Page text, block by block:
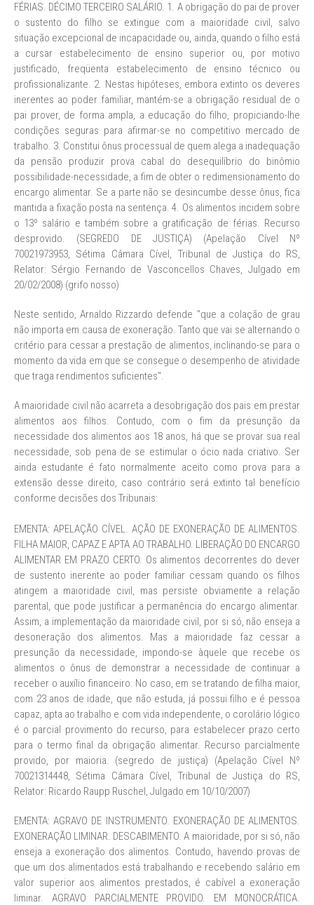
FÉRIAS. DÉCIMO TERCEIRO SALÁRIO. 1. A obrigação do pai de prover
o sustento do filho se extingue com a maioridade civil, salvo
situação excepcional de incapacidade ou, ainda, quando o filho está
a cursar estabelecimento de ensino superior ou, por motivo
justificado, freqüenta estabelecimento de ensino técnico ou
profissionalizante. 2. Nestas hipóteses, embora extinto os deveres
inerentes ao poder familiar, mantém-se a obrigação residual de o
pai prover, de forma ampla, a educação do filho, propiciando-lhe
condições seguras para afirmar-se no competitivo mercado de
trabalho. 3. Constitui ônus processual de quem alega a inadequação
da pensão produzir prova cabal do desequilíbrio do binômio
possibilidade-necessidade, a fim de obter o redimensionamento do
encargo alimentar. Se a parte não se desincumbe desse ônus, fica
mantida a fixação posta na sentença. 4. Os alimentos incidem sobre
o 13º salário e também sobre a gratificação de férias. Recurso
desprovido. (SEGREDO DE JUSTIÇA) (Apelação Cível Nº
70021973953, Sétima Câmara Cível, Tribunal de Justiça do RS,
Relator: Sérgio Fernando de Vasconcellos Chaves, Julgado em
20/02/2008) (grifo nosso)
Neste sentido, Arnaldo Rizzardo defende "que a colação de grau
não importa em causa de exoneração. Tanto que vai se alternando o
critério para cessar a prestação de alimentos, inclinando-se para o
momento da vida em que se consegue o desempenho de atividade
que traga rendimentos suficientes".
A maioridade civil não acarreta a desobrigação dos pais em prestar
alimentos aos filhos. Contudo, com o fim da presunção da
necessidade dos alimentos aos 18 anos, há que se provar sua real
necessidade, sob pena de se estimular o ócio nada criativo. Ser
ainda estudante é fato normalmente aceito como prova para a
extensão desse direito, caso contrário será extinto tal benefício
conforme decisões dos Tribunais:
EMENTA: APELAÇÃO CÍVEL. AÇÃO DE EXONERAÇÃO DE ALIMENTOS.
FILHA MAIOR, CAPAZ E APTA AO TRABALHO. LIBERAÇÃO DO ENCARGO
ALIMENTAR EM PRAZO CERTO. Os alimentos decorrentes do dever
de sustento inerente ao poder familiar cessam quando os filhos
atingem a maioridade civil, mas persiste obviamente a relação
parental, que pode justificar a permanência do encargo alimentar.
Assim, a implementação da maioridade civil, por si só, não enseja a
desoneração dos alimentos. Mas a maioridade faz cessar a
presunção da necessidade, impondo-se àquele que recebe os
alimentos o ônus de demonstrar a necessidade de continuar a
receber o auxílio financeiro. No caso, em se tratando de filha maior,
com 23 anos de idade, que não estuda, já possui filho e é pessoa
capaz, apta ao trabalho e com vida independente, o corolário lógico
é o parcial provimento do recurso, para estabelecer prazo certo
para o termo final da obrigação alimentar. Recurso parcialmente
provido, por maioria. (segredo de justiça) (Apelação Cível Nº
70021314448, Sétima Câmara Cível, Tribunal de Justiça do RS,
Relator: Ricardo Raupp Ruschel, Julgado em 10/10/2007)
EMENTA: AGRAVO DE INSTRUMENTO. EXONERAÇÃO DE ALIMENTOS.
EXONERAÇÃO LIMINAR. DESCABIMENTO. A maioridade, por si só, não
enseja a exoneração dos alimentos. Contudo, havendo provas de
que um dos alimentados está trabalhando e recebendo salário em
valor superior aos alimentos prestados, é cabível a exoneração
liminar. AGRAVO PARCIALMENTE PROVIDO. EM MONOCRÁTICA.